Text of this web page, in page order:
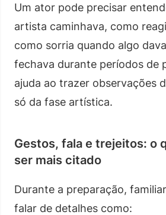
Um ator pode precisar
artista caminhava, como
como sorria quando algo
fechava durante períodos de
ajuda ao trazer observações
só da fase artística.
Gestos, fala e trejeitos: o
ser mais citado
Durante a preparação,
falar de detalhes como: